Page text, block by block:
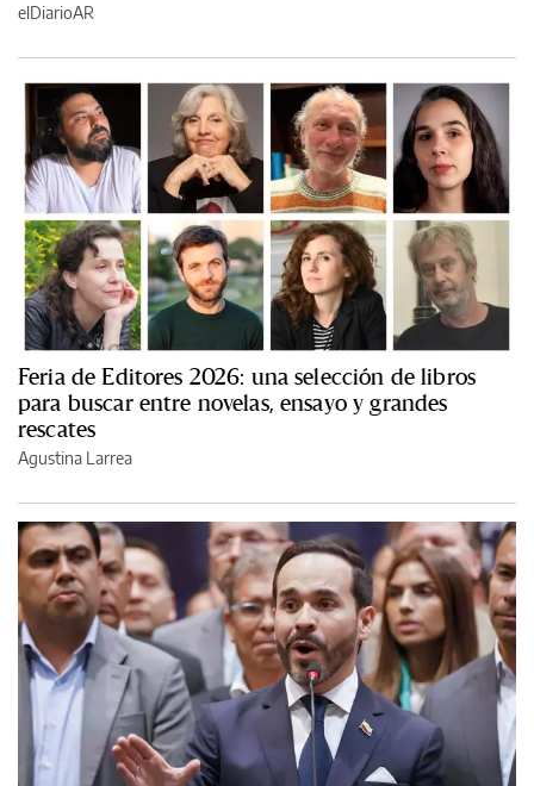
elDiarioAR
Feria de Editores 2026: una selección de libros
para buscar entre novelas, ensayo y grandes
rescates
Agustina Larrea